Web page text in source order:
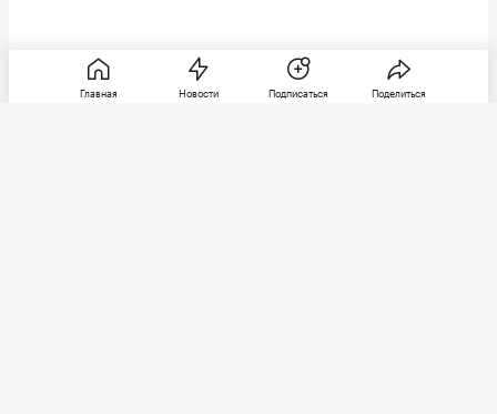
Главная Новости Подписаться Поделиться